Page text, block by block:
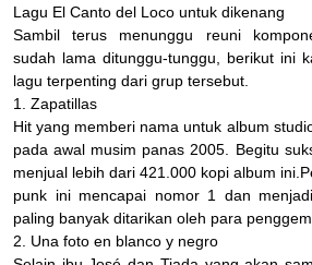
Lagu El Canto del Loco untuk dikenang
Sambil terus menunggu reuni
sudah lama ditunggu-tunggu, berikut ini
lagu terpenting dari grup tersebut.
1. Zapatillas
Hit yang memberi nama untuk album
pada awal musim panas 2005. Begitu
menjual lebih dari 421.000 kopi album
punk ini mencapai nomor 1 dan
paling banyak ditarikan oleh para
2. Una foto en blanco y negro